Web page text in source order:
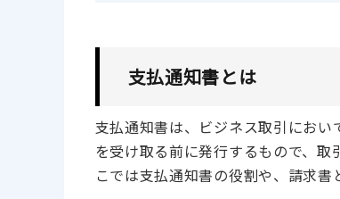
支払通知書とは
支払通知書は、ビジネス取引にお
を受け取る前に発行するもので、
こでは支払通知書の役割や、請求書